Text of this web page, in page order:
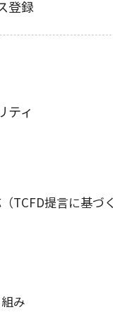
登録
ティ
TCFD提言に基づ
み